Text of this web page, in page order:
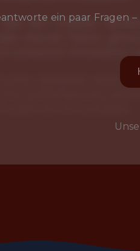
ein paar Fragen